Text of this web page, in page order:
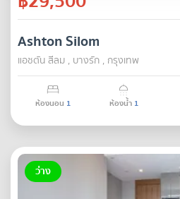
Ashton Silom
แอชตัน สีลม , บางรัก , กรุงเทพ
ห้องนอน 1 ห้องน้ำ 1
ว่าง